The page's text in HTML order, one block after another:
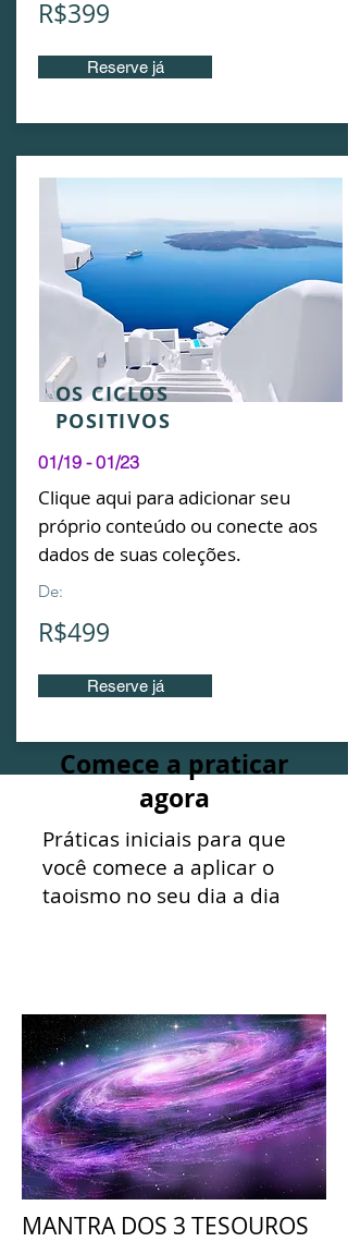
R$399
Reserve já
OS CICLOS
POSITIVOS
01/19 - 01/23
Clique aqui para adicionar seu
próprio conteúdo ou conecte aos
dados de suas coleções.
De:
R$499
Reserve já
Comece a praticar
agora
Práticas iniciais para que
você comece a aplicar o
taoismo no seu dia a dia
MANTRA DOS 3 TESOUROS